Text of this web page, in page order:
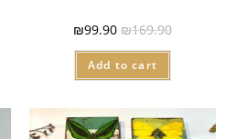
₪169.90
₪99.90
Add to cart